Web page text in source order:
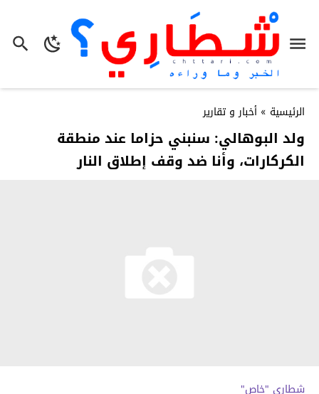
الرئيسية » أخبار و تقارير
ولد البوهالي: سنبني حزاما عند منطقة
الكركارات، وأنا ضد وقف إطلاق النار
شطاري "خاص"